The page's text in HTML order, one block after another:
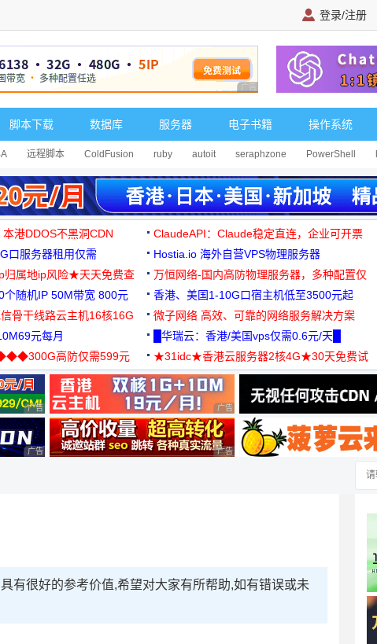
登录/注册
广告 商业广告，理性选择
脚本下载 数据库 服务器 电子书籍 操作系统
远程脚本 ColdFusion ruby autoit seraphzone PowerShell
港DDOS不黑洞CDN ClaudeAPI：Claude稳定直连，企业可开票
口服务器租用仅需
Hostia.io 海外自营VPS物理服务器
归属地ip风险★天天免费查
万恒网络-国内高防物理服务器，多种配置仅
99元/月起
个随机IP 50M带宽 800元 香港、美国1-10G口宿主机低至3500元起
骨干线路云主机16核16G
微子网络 高效、可靠的网络服务解决方案
元每月 █华瑞云：香港/美国vps仅需0.6元/天█
高防仅需599元
★31idc★香港云服务器2核4G★30天免费试
用◆
广告 商业广告，理性选择 广告 商业广告，理性选择
广告 商业广告，理性选择 广告 商业广告，理性选择
有很好的参考价值,希望对大家有所帮助,如有错误或未